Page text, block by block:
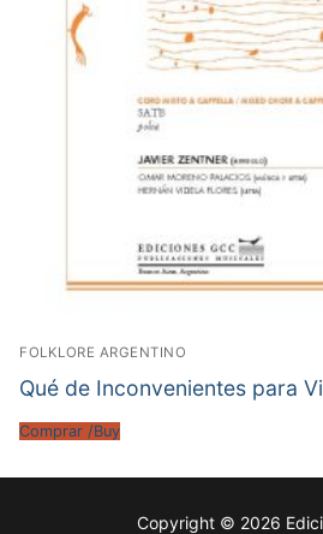
FOLKLORE ARGENTINO
Qué de Inconvenientes para
Comprar /Buy
Copyright © 2026